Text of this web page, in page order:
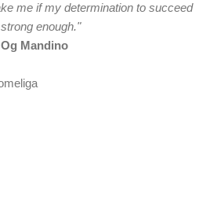
me if my determination to succeed
enough."
Og Mandino